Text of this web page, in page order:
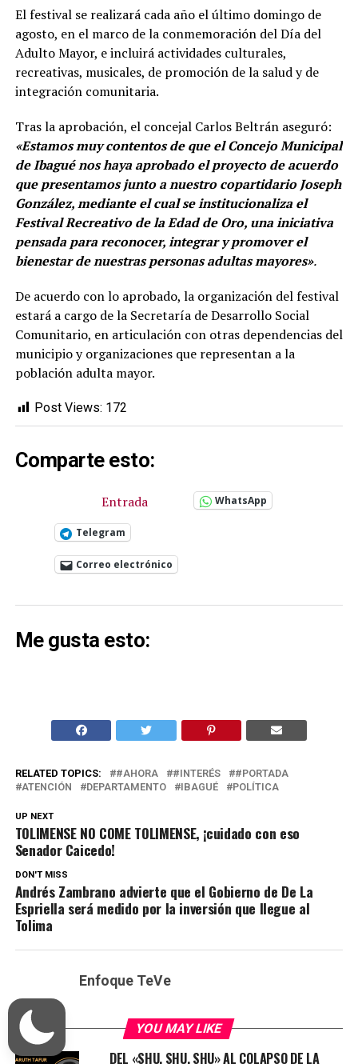
El festival se realizará cada año el último domingo de
agosto, en el marco de la conmemoración del Día del
Adulto Mayor, e incluirá actividades culturales,
recreativas, musicales, de promoción de la salud y de
integración comunitaria.
Tras la aprobación, el concejal Carlos Beltrán aseguró:
«Estamos muy contentos de que el Concejo Municipal
de Ibagué nos haya aprobado el proyecto de acuerdo
que presentamos junto a nuestro copartidario Joseph
González, mediante el cual se institucionaliza el
Festival Recreativo de la Edad de Oro, una iniciativa
pensada para reconocer, integrar y promover el
bienestar de nuestras personas adultas mayores».
De acuerdo con lo aprobado, la organización del festival
estará a cargo de la Secretaría de Desarrollo Social
Comunitario, en articulación con otras dependencias del
municipio y organizaciones que representan a la
población adulta mayor.
Post Views: 172
Comparte esto:
Entrada WhatsApp
Telegram
Correo electrónico
Me gusta esto:
RELATED TOPICS: #AHORA #INTERÉS
#PORTADA
ATENCIÓN
DEPARTAMENTO IBAGUÉ POLÍTICA
UP NEXT
TOLIMENSE NO COME TOLIMENSE, ¡cuidado con eso
Senador Caicedo!
DON'T MISS
Andrés Zambrano advierte que el Gobierno de De La
Espriella será medido por la inversión que llegue al
Tolima
Enfoque TeVe
YOU MAY LIKE
DEL «SHU, SHU, SHU» AL COLAPSO DE LA